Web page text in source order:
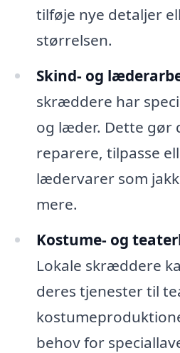
tilføje nye detaljer
størrelsen.
Skind- og
skræddere har
og læder. Dette gør
reparere, tilpasse
lædervarer som
mere.
Kostume- og
Lokale skræddere
deres tjenester til
behov for